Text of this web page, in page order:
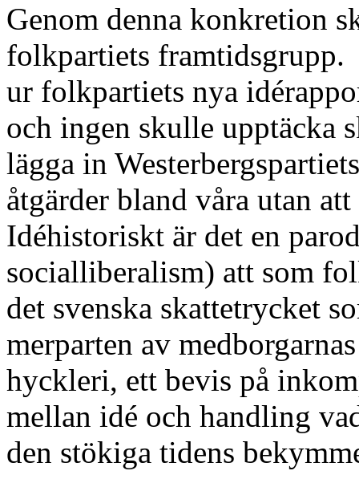
Genom denna konkretion
folkpartiets framtidsgrupp.
ur folkpartiets nya
och ingen skulle upptäcka
lägga in
åtgärder bland våra utan
Idéhistoriskt är det en
socialliberalism) att som
det svenska skattetrycket
merparten av
hyckleri, ett bevis på
mellan idé och handling
den stökiga tidens